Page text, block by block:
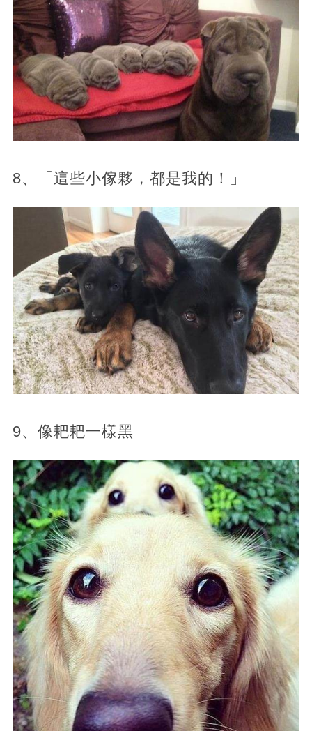
8、「這些小傢夥，都是我的！」
9、像耙耙一樣黑